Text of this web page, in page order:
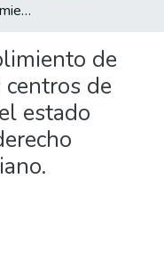
Estudio sobre el cumplimiento de las penas fuera de los centros de rehabilitación social del estado frente a la visión del derecho constitucional ecuatoriano.
de
de
estado